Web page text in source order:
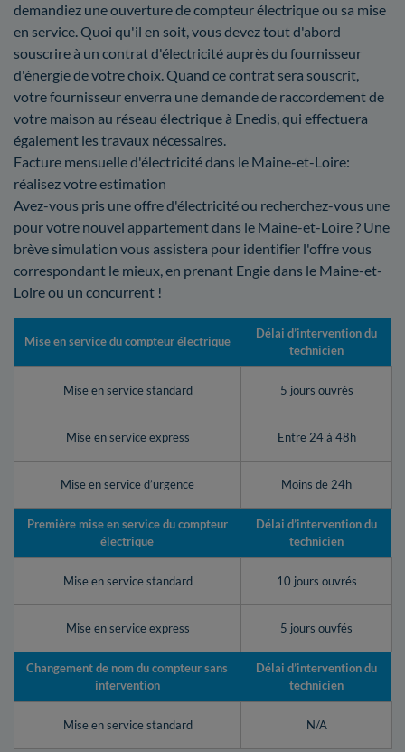
demandiez une ouverture de compteur électrique ou sa mise
en service. Quoi qu'il en soit, vous devez tout d'abord
souscrire à un contrat d'électricité auprès du fournisseur
d'énergie de votre choix. Quand ce contrat sera souscrit,
votre fournisseur enverra une demande de raccordement de
votre maison au réseau électrique à Enedis, qui effectuera
également les travaux nécessaires.
Facture mensuelle d'électricité dans le Maine-et-Loire:
réalisez votre estimation
Avez-vous pris une offre d'électricité ou recherchez-vous une
pour votre nouvel appartement dans le Maine-et-Loire ? Une
brève simulation vous assistera pour identifier l'offre vous
correspondant le mieux, en prenant Engie dans le Maine-et-
Loire ou un concurrent !
Mise en service du compteur électrique
Délai d’intervention du
technicien
Mise en service standard 5 jours ouvrés
Mise en service express Entre 24 à 48h
Mise en service d’urgence Moins de 24h
Première mise en service du compteur
électrique
Délai d’intervention du
technicien
Mise en service standard 10 jours ouvrés
Mise en service express 5 jours ouvfés
Changement de nom du compteur sans
intervention
Délai d’intervention du
technicien
Mise en service standard N/A